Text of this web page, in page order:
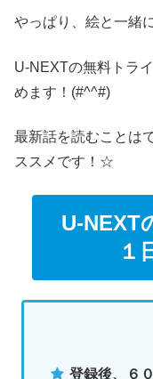
やっぱり、絵と一緒
U-NEXTの無料トラ
めます！(#^^#)
最新話を読むことは
ススメです！☆
U-NEXT
１
登録後、６